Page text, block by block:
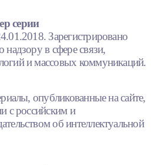
серии
Зарегистрировано
в сфере связи,
и массовых коммуникаций.
опубликованные на сайте,
с российским и
об интеллектуальной